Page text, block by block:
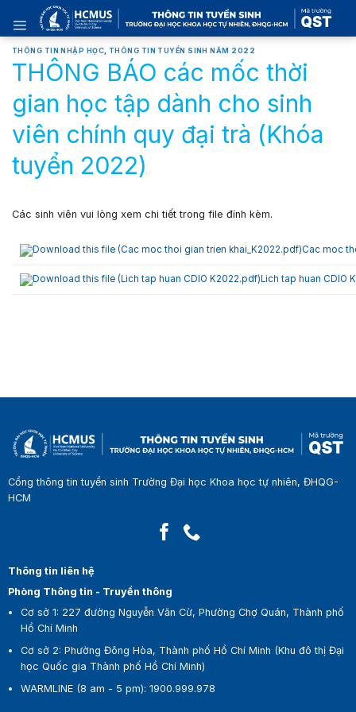
content
THÔNG TIN NHẬP HỌC THÔNG TIN TUYỂN SINH NĂM 2022
THÔNG BÁO các mốc thời
gian học tập dành cho sinh
viên chính quy đại trà (Khóa
tuyển 2022)
Các sinh viên vui lòng xem chi tiết trong file đính kèm.
Cac moc
Lich tap huan CDIO
Cổng thông tin tuyển sinh Trường Đại học Khoa học tự nhiên, ĐHQG-
HCM
Thông tin liên hệ
Phòng Thông tin - Truyền thông
Cơ sở 1: 227 đường Nguyễn Văn Cừ, Phường Chợ Quán, Thành phố
Hồ Chí Minh
Cơ sở 2: Phường Đông Hòa, Thành phố Hồ Chí Minh (Khu đô thị Đại
học Quốc gia Thành phố Hồ Chí Minh)
WARMLINE (8 am - 5 pm):1900.999.978